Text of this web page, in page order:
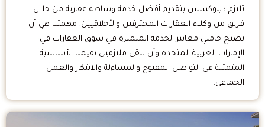
تلتزم ديلوكسس بتقديم أفضل خدمة وساطة عقارية من خلال
فريق من وكلاء العقارات المحترفين والأخلاقيين. مهمتنا هي أن
نصبح حاملي معايير الخدمة المتميزة في سوق العقارات في
الإمارات العربية المتحدة وأن نبقى ملتزمين بقيمنا الأساسية
المتمثلة في التواصل المفتوح والمساءلة والابتكار والعمل
الجماعي.